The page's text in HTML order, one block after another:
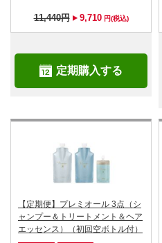
11,440円 9,710 円(税込)
定期購入する
【定期便】プレミオール 3点（シ
ャンプー＆トリートメント＆ヘア
エッセンス）（初回空ボトル付）